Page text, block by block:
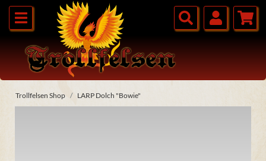
Trollfelsen Shop LARP Dolch "Bowie"